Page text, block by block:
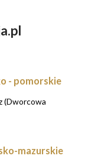
- pomorskie
(Dworcowa
mazurskie